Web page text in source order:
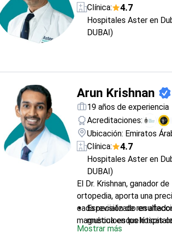
procedimientos
invasivos
Ex cirujano consultor
Clínica:
4.7
Hospitales Aster en
DUBAI)
Arun Krishnan
19 años de experiencia
Acreditaciones:
Ubicación: Emiratos
Clínica:
4.7
Hospitales Aster en
DUBAI)
El Dr. Krishnan, ganador
ortopedia, aporta una
cada revisión de
magnética en los
Especializado en
musculoesqueléticas
espondilitis anquilosante
Mostrar más